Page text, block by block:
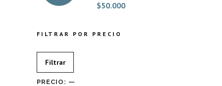
FILTRAR POR PRECIO
mínimo
máximo
Filtrar
PRECIO: —
$50.000